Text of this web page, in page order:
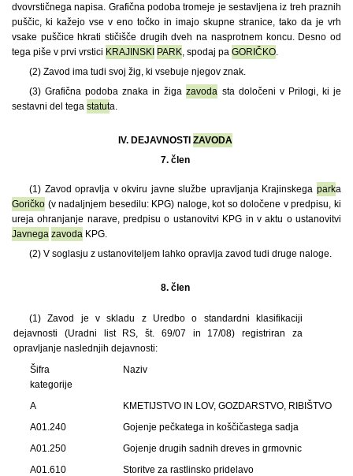
dvovrstičnega napisa. Grafična podoba tromeje je sestavljena iz treh praznih
puščic, ki kažejo vse v eno točko in imajo skupne stranice, tako da je vrh
vsake puščice hkrati stičišče drugih dveh na nasprotnem koncu. Desno od
tega piše v prvi vrstici KRAJINSKI PARK, spodaj pa GORIČKO.
(2) Zavod ima tudi svoj žig, ki vsebuje njegov znak.
(3) Grafična podoba znaka in žigazavoda sta določeni v Prilogi, ki je
sestavni del tega statuta.
IV. DEJAVNOSTI ZAVODA
7. člen
(1) Zavod opravlja v okviru javne službe upravljanja Krajinskegaparka
Goričko (v nadaljnjem besedilu: KPG) naloge, kot so določene v predpisu, ki
ureja ohranjanje narave, predpisu o ustanovitvi KPG in v aktu o ustanovitvi
Javnega zavoda KPG.
(2) V soglasju z ustanoviteljem lahko opravlja zavod tudi druge naloge.
8. člen
(1) Zavod je v skladu z Uredbo o standardni klasifikaciji
dejavnosti (Uradni list RS, št. 69/07 in 17/08) registriran za
opravljanje naslednjih dejavnosti:
Šifra
kategorije
Naziv
A
KMETIJSTVO IN LOV, GOZDARSTVO, RIBIŠTVO
A01.240
Gojenje pečkatega in koščičastega sadja
A01.250
Gojenje drugih sadnih dreves in grmovnic
A01.610
Storitve za rastlinsko pridelavo